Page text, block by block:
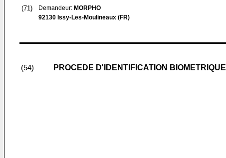
(71) Demandeur: MORPHO
92130 Issy-Les-Moulineaux (FR)
(54) PROCEDE D'IDENTIFICATION BIOMETRIQUE